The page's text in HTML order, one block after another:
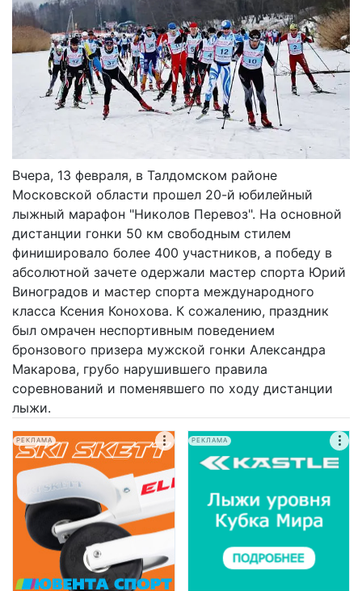
Вчера, 13 февраля, в Талдомском районе
Московской области прошел 20-й юбилейный
лыжный марафон "Николов Перевоз". На основной
дистанции гонки 50 км свободным стилем
финишировало более 400 участников, а победу в
абсолютной зачете одержали мастер спорта Юрий
Виноградов и мастер спорта международного
класса Ксения Конохова. К сожалению, праздник
был омрачен неспортивным поведением
бронзового призера мужской гонки Александра
Макарова, грубо нарушившего правила
соревнований и поменявшего по ходу дистанции
лыжи.
РЕКЛАМА РЕКЛАМА